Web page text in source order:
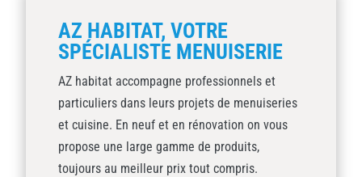
AZ HABITAT, VOTRE
SPÉCIALISTE MENUISERIE
AZ habitat accompagne professionnels et
particuliers dans leurs projets de menuiseries
et cuisine. En neuf et en rénovation on vous
propose une large gamme de produits,
toujours au meilleur prix tout compris.